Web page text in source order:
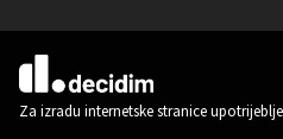
(Vanjska poveznica)
Za izradu internetske stranice